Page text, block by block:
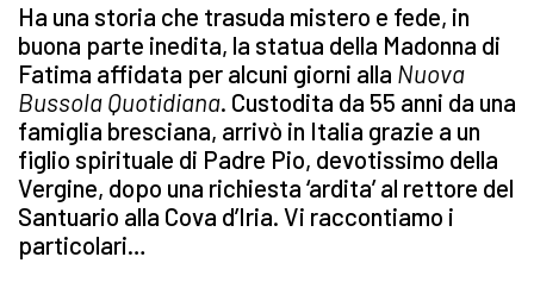
Ha una storia che trasuda mistero e fede, in
buona parte inedita, la statua della Madonna di
Fatima affidata per alcuni giorni alla Nuova
Bussola Quotidiana. Custodita da 55 anni da una
famiglia bresciana, arrivò in Italia grazie a un
figlio spirituale di Padre Pio, devotissimo della
Vergine, dopo una richiesta ‘ardita’ al rettore del
Santuario alla Cova d’Iria. Vi raccontiamo i
particolari…